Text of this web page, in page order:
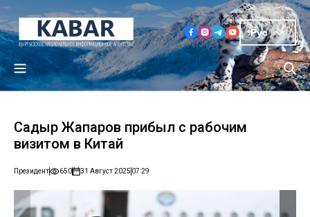
Рус
Садыр Жапаров прибыл с рабочим
визитом в Китай
Президент 650 31 Август 2025 07:29